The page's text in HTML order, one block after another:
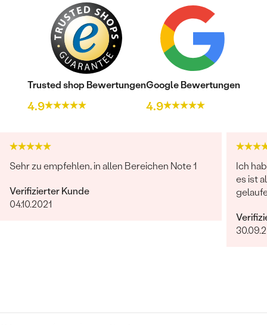
Trusted shop Bewertungen
4.9
Google Bewertungen
4.9
Sehr zu empfehlen, in allen Bereichen Note 1
Verifizierter Kunde
04.10.2021
Ich
es ist